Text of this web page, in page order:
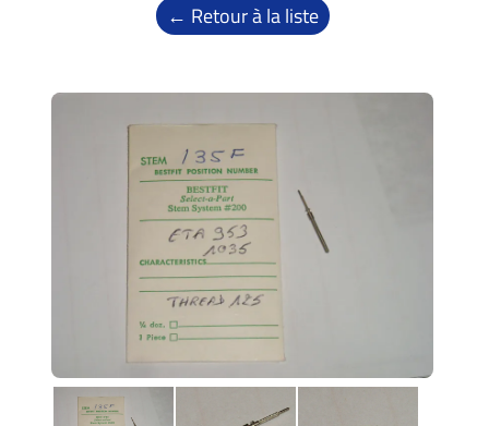
← Retour à la liste